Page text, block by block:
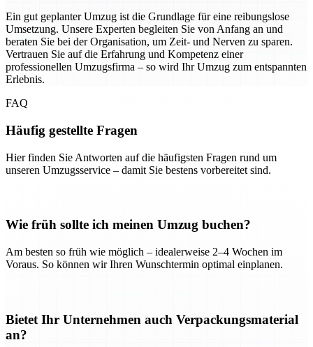
Ein gut geplanter Umzug ist die Grundlage für eine reibungslose
Umsetzung. Unsere Experten begleiten Sie von Anfang an und
beraten Sie bei der Organisation, um Zeit- und Nerven zu sparen.
Vertrauen Sie auf die Erfahrung und Kompetenz einer
professionellen Umzugsfirma – so wird Ihr Umzug zum entspannten
Erlebnis.
FAQ
Häufig gestellte Fragen
Hier finden Sie Antworten auf die häufigsten Fragen rund um
unseren Umzugsservice – damit Sie bestens vorbereitet sind.
Wie früh sollte ich meinen Umzug buchen?
Am besten so früh wie möglich – idealerweise 2–4 Wochen im
Voraus. So können wir Ihren Wunschtermin optimal einplanen.
Bietet Ihr Unternehmen auch Verpackungsmaterial
an?